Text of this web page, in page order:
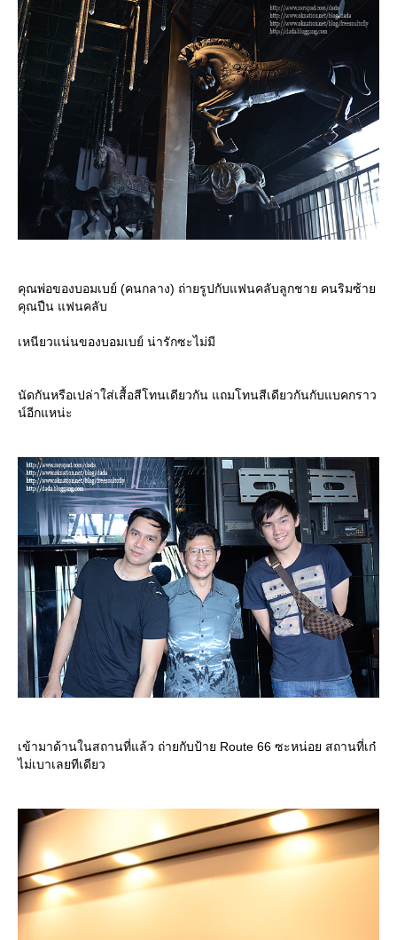
คุณพ่อของบอมเบย์ (คนกลาง) ถ่ายรูปกับแฟนคลับลูกชาย คนริมซ้า
คุณปืน แฟนคลับ
เหนียวแน่นของบอมเบย์ น่ารักซะไม่มี
นัดกันหรือเปล่าใส่เสื้อสีโทนเดียวกัน แถมโทนสีเดียวกันกับแบคกราว
น์อีกแหน่ะ
เข้ามาด้านในสถานที่แล้ว ถ่ายกับป้าย Route 66 ซะหน่อย สถานที่เก๋
ไม่เบาเลยทีเดียว